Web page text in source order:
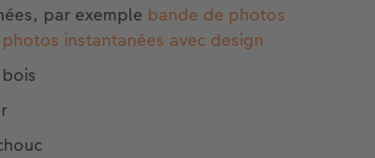
par exemple bande de photos
photos instantanées avec design